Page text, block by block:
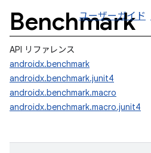
Benchmark
ユーザーガイド
API リファレンス
androidx.benchmark
androidx.benchmark.junit4
androidx.benchmark.macro
androidx.benchmark.macro.junit4